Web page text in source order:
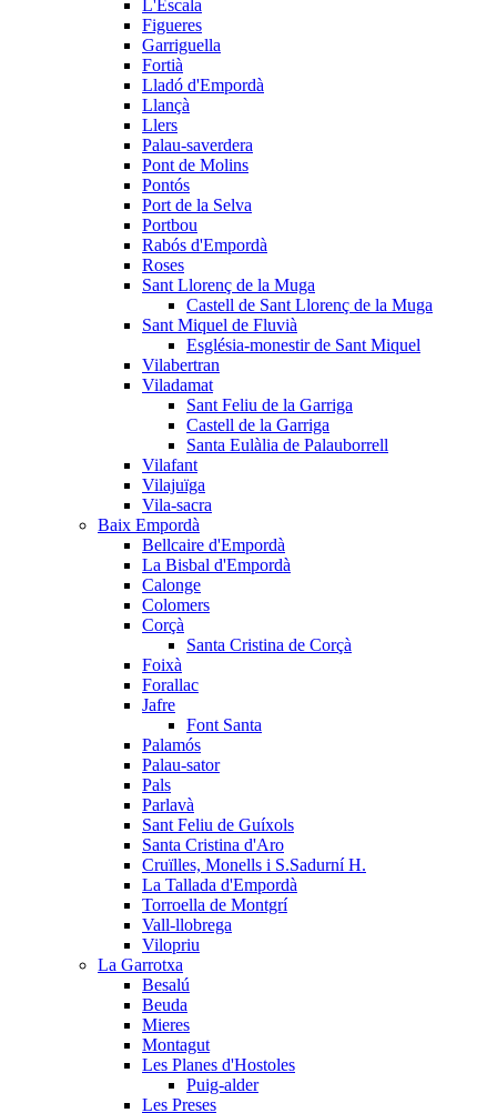
L'Escala
Figueres
Garriguella
Fortià
Lladó d'Empordà
Llançà
Llers
Palau-saverdera
Pont de Molins
Pontós
Port de la Selva
Portbou
Rabós d'Empordà
Roses
Sant Llorenç de la Muga
Castell de Sant Llorenç de la Muga
Sant Miquel de Fluvià
Església-monestir de Sant Miquel
Vilabertran
Viladamat
Sant Feliu de la Garriga
Castell de la Garriga
Santa Eulàlia de Palauborrell
Vilafant
Vilajuïga
Vila-sacra
Baix Empordà
Bellcaire d'Empordà
La Bisbal d'Empordà
Calonge
Colomers
Corçà
Santa Cristina de Corçà
Foixà
Forallac
Jafre
Font Santa
Palamós
Palau-sator
Pals
Parlavà
Sant Feliu de Guíxols
Santa Cristina d'Aro
Cruïlles, Monells i S.Sadurní H.
La Tallada d'Empordà
Torroella de Montgrí
Vall-llobrega
Vilopriu
La Garrotxa
Besalú
Beuda
Mieres
Montagut
Les Planes d'Hostoles
Puig-alder
Les Preses